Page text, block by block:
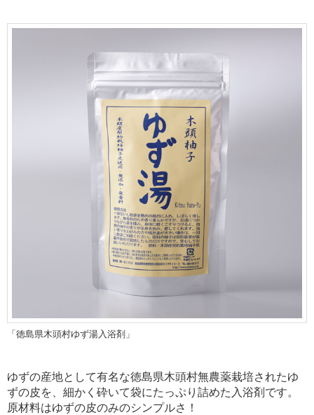
「徳島県木頭村ゆず湯入浴剤」
ゆずの産地として有名な徳島県木頭村無農薬栽培されたゆ
ずの皮を、細かく砕いて袋にたっぷり詰めた入浴剤です。
原材料はゆずの皮のみのシンプルさ！